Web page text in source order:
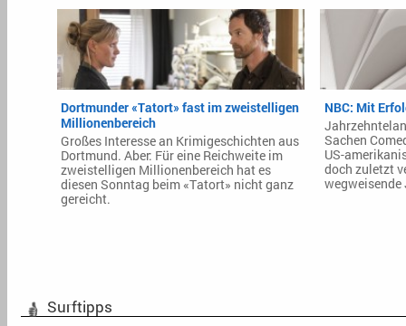
Dortmunder «Tatort» fast im zweistelligen
Millionenbereich
Großes Interesse an Krimigeschichten aus
Dortmund. Aber: Für eine Reichweite im
zweistelligen Millionenbereich hat es
diesen Sonntag beim «Tatort» nicht ganz
gereicht.
NBC: Mit
Sachen
US-
doch zuletzt
wegweisende
Surftipps